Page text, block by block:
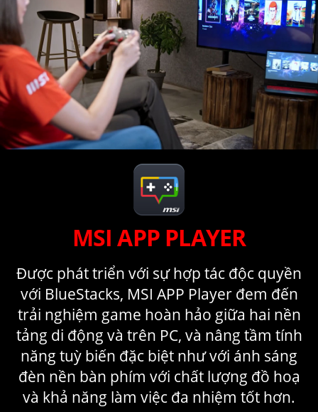
MSI APP PLAYER
Được phát triển với sự hợp tác độc quyền
với BlueStacks, MSI APP Player đem đến
trải nghiệm game hoàn hảo giữa hai nền
tảng di động và trên PC, và nâng tầm tính
năng tuỳ biến đặc biệt như với ánh sáng
đèn nền bàn phím với chất lượng đồ hoạ
và khả năng làm việc đa nhiệm tốt hơn.